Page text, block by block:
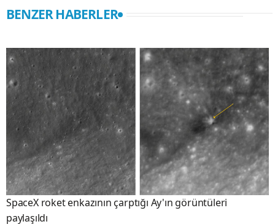
BENZER HABERLER
SpaceX roket enkazının çarptığı Ay'ın görüntüleri
paylaşıldı